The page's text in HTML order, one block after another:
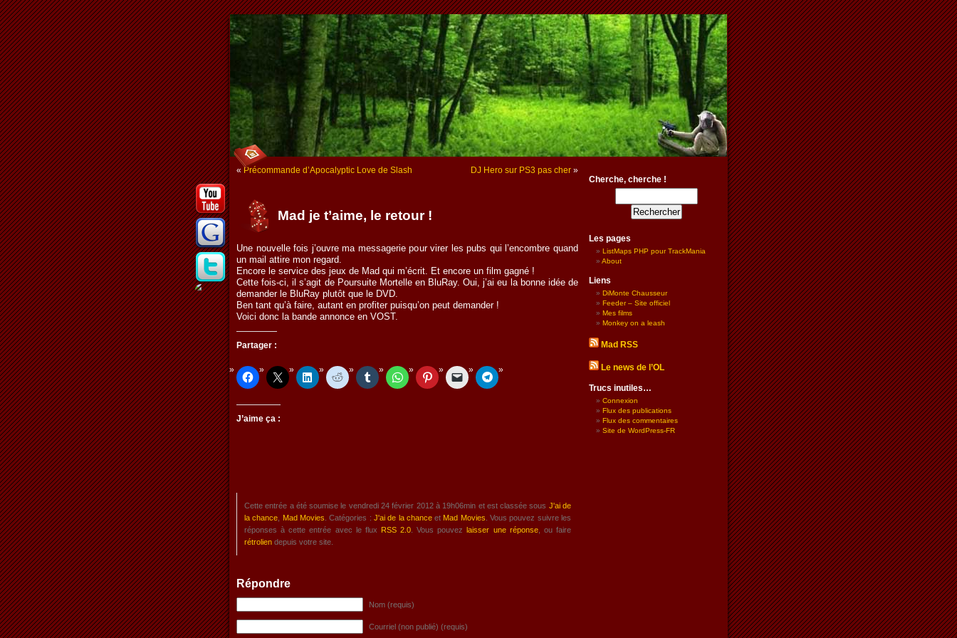
« Précommande d’Apocalyptic Love de Slash DJ Hero sur PS3 pas cher »
Mad je t’aime, le retour !
Une nouvelle fois j’ouvre ma messagerie pour virer les pubs qui l’encombre quand
un mail attire mon regard.
Encore le service des jeux de Mad qui m’écrit. Et encore un film gagné !
Cette fois-ci, il s’agit de Poursuite Mortelle en BluRay. Oui, j’ai eu la bonne idée de
demander le BluRay plutôt que le DVD.
Ben tant qu’à faire, autant en profiter puisqu’on peut demander !
Voici donc la bande annonce en VOST.
Partager :
J’aime ça :
Cette entrée a été soumise le vendredi 24 février 2012 à 19h06min et est classée sous J'ai de
la chance
Mad Movies . Catégories : J'ai de la chanceet Mad Movies . Vous pouvez suivre les
réponses à cette entrée avec le flux RSS 2.0 . Vous pouvezlaisser une réponse, ou faire
rétrolien depuis votre site.
Répondre
Nom (requis)
Courriel (non publié) (requis)
Cherche, cherche !
Les pages
ListMaps PHP pour TrackMania
About
Liens
DiMonte Chausseur
Feeder – Site officiel
Mes films
Monkey on a leash
Mad RSS
Le news de l’OL
Trucs inutiles…
Connexion
Flux des publications
Flux des commentaires
Site de WordPress-FR